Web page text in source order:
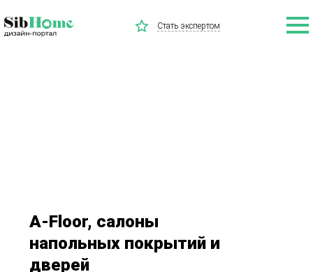
Стать экспертом
A-Floor, салоны
напольных покрытий и
дверей